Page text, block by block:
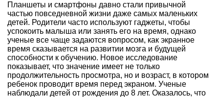
Планшеты и смартфоны давно стали привычной
частью повседневной жизни даже самых маленьких
детей. Родители часто используют гаджеты, чтобы
успокоить малыша или занять его на время, однако
ученые все чаще задаются вопросом, как экранное
время сказывается на развитии мозга и будущей
способности к обучению. Новое исследование
показывает, что значение имеет не только
продолжительность просмотра, но и возраст, в котором
ребенок проводит время перед экраном. Ученые
наблюдали детей от рождения до 8 лет. Оказалось, что